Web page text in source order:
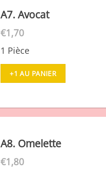
A7. Avocat
€1,70
1 Pièce
+1 AU PANIER
A8. Omelette
€1,80